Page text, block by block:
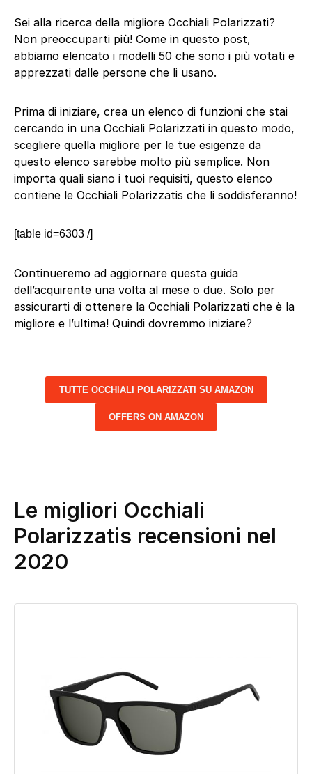
Sei alla ricerca della migliore Occhiali Polarizzati?
Non preoccuparti più! Come in questo post,
abbiamo elencato i modelli 50 che sono i più votati e
apprezzati dalle persone che li usano.
Prima di iniziare, crea un elenco di funzioni che stai
cercando in una Occhiali Polarizzati in questo modo,
scegliere quella migliore per le tue esigenze da
questo elenco sarebbe molto più semplice. Non
importa quali siano i tuoi requisiti, questo elenco
contiene le Occhiali Polarizzatis che li soddisferanno!
[table id=6303 /]
Continueremo ad aggiornare questa guida
dell’acquirente una volta al mese o due. Solo per
assicurarti di ottenere la Occhiali Polarizzati che è la
migliore e l’ultima! Quindi dovremmo iniziare?
TUTTE OCCHIALI POLARIZZATI SU AMAZON
OFFERS ON AMAZON
Le migliori Occhiali
Polarizzatis recensioni nel
2020